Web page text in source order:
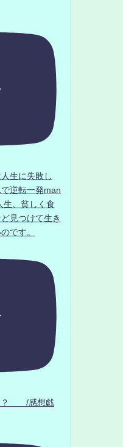
生に失敗し
逆転一発man
生、貧しく食
見つけて生き
です。
？ /感想戯